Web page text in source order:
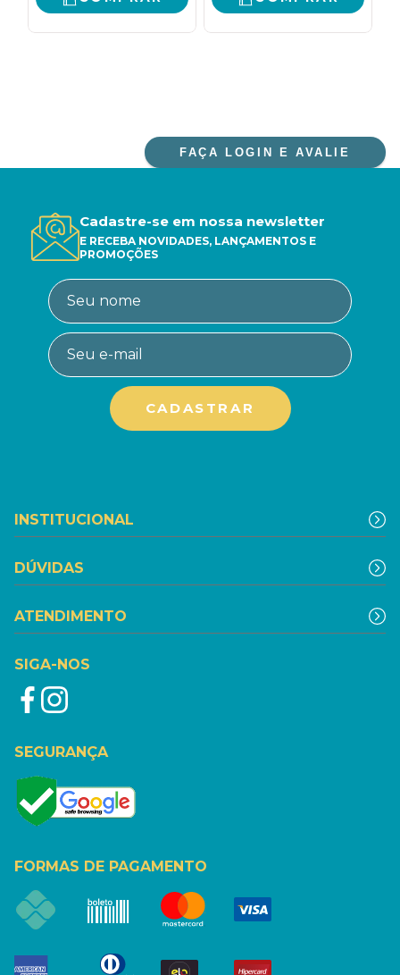
FAÇA LOGIN E AVALIE
Cadastre-se em nossa newsletter
E RECEBA NOVIDADES, LANÇAMENTOS E
PROMOÇÕES
INSTITUCIONAL
DÚVIDAS
ATENDIMENTO
SIGA-NOS
SEGURANÇA
FORMAS DE PAGAMENTO